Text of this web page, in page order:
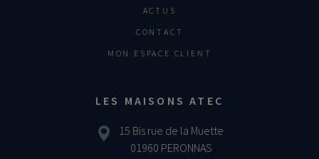
LES MAISONS ATEC
15 Bis rue de la Muette
01960 PERONNAS
ACTUS
CONTACT
MON ESPACE CLIENT